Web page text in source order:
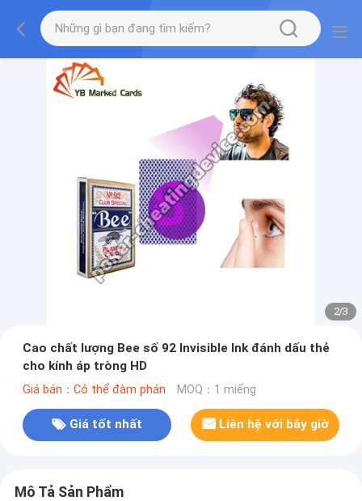
2/3
Cao chất lượng Bee số 92 Invisible Ink đánh dấu thẻ
cho kính áp tròng HD
Giá bán：Có thể đàm phán MOQ：1 miếng
Giá tốt nhất Liên hệ với bây giờ
Mô Tả Sản Phẩm